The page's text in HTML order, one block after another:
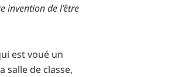
invention de l’être
est voué un
salle de classe,